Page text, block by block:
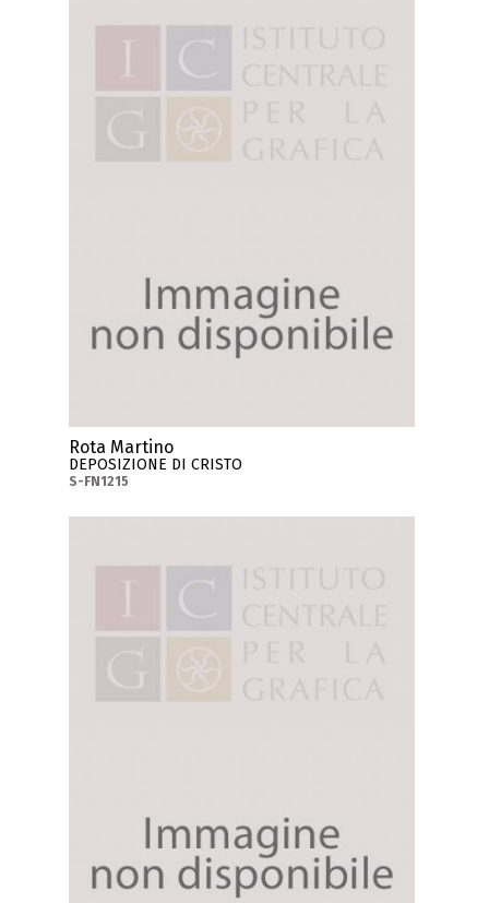
Rota Martino
DEPOSIZIONE DI CRISTO
S-FN1215